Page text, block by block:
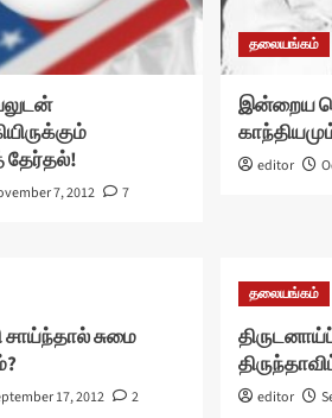
தேர்தல்!
7, 2012 7
தலையங்கம்
இன்றைய
editor
சாய்ந்தால் சுமை
17, 2012 2
தலையங்கம்
editor